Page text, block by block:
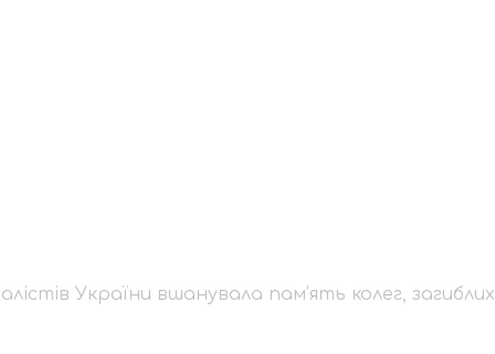
у боротьбі за
України вшанувала пам’ять колег,